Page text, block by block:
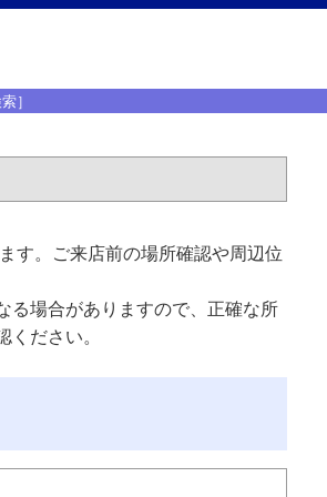
］
す。ご来店前の場所確認や周辺位
る場合がありますので、正確な所
ださい。